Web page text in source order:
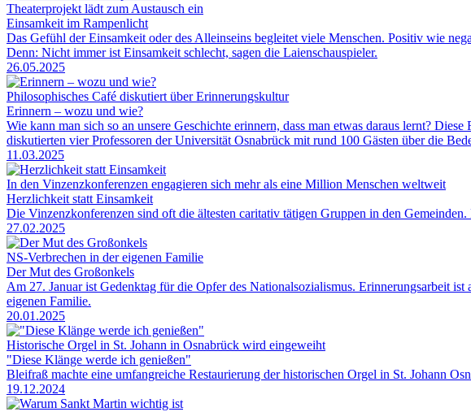
Theaterprojekt lädt zum Austausch ein
Einsamkeit im Rampenlicht
Das Gefühl der Einsamkeit oder des Alleinseins begleitet viele Menschen. Positiv wie
Denn: Nicht immer ist Einsamkeit schlecht, sagen die Laienschauspieler.
26.05.2025
Philosophisches Café diskutiert über Erinnerungskultur
Erinnern – wozu und wie?
Wie kann man sich so an unsere Geschichte erinnern, dass man etwas daraus lernt?
diskutierten vier Professoren der Universität Osnabrück mit rund 100 Gästen über die
11.03.2025
In den Vinzenzkonferenzen engagieren sich mehr als eine Million Menschen weltweit
Herzlichkeit statt Einsamkeit
Die Vinzenzkonferenzen sind oft die ältesten caritativ tätigen Gruppen in den
27.02.2025
NS-Verbrechen in der eigenen Familie
Der Mut des Großonkels
Am 27. Januar ist Gedenktag für die Opfer des Nationalsozialismus. Erinnerungsarbeit
eigenen Familie.
20.01.2025
Historische Orgel in St. Johann in Osnabrück wird eingeweiht
"Diese Klänge werde ich genießen"
Bleifraß machte eine umfangreiche Restaurierung der historischen Orgel in St. Johann
19.12.2024